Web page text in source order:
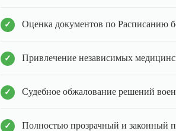
Оценка документов по Расписанию
Привлечение независимых
Судебное обжалование решений
Полностью прозрачный и законный